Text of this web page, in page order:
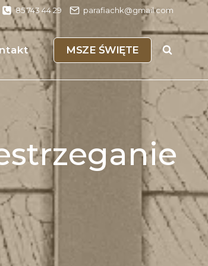
85 743 44 29 parafiachk@gmail.com
MSZE ŚWIĘTE